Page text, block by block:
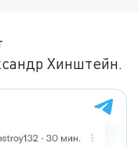
Хинштейн.